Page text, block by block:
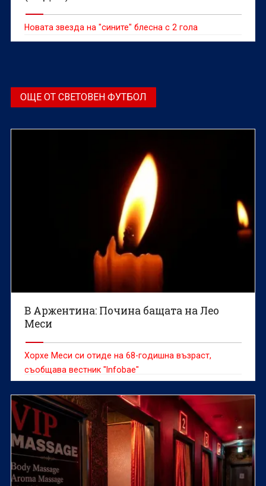
Новата звезда на "сините" блесна с 2 гола
ОЩЕ ОТ СВЕТОВЕН ФУТБОЛ
В Аржентина: Почина бащата на Лео
Меси
Хорхе Меси си отиде на 68-годишна възраст,
съобщава вестник "Infobae"